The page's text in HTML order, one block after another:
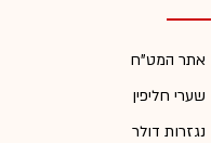
אתר המט"ח
שערי חליפין
נגזרות דולר